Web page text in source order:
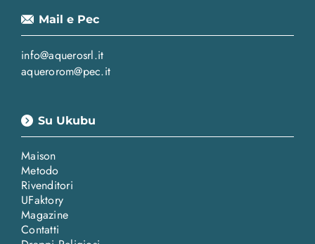
Mail e Pec
info@aquerosrl.it
aquerorom@pec.it
Su Ukubu
Maison
Metodo
Rivenditori
UFaktory
Magazine
Contatti